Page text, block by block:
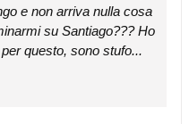
e non arriva nulla cosa
su Santiago??? Ho
questo, sono stufo...